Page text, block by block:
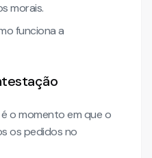
morais.
funciona a
é o momento em que o
os pedidos no